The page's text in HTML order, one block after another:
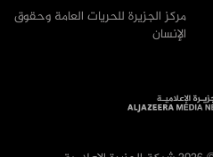
مركز الجزيرة للحريات العامة وحقوق
الإنسان